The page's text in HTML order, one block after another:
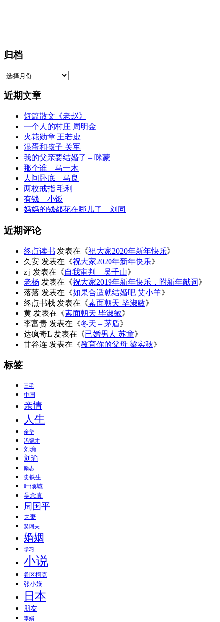
归档
归
近期文章
短篇散文《老赵》
一个人的村庄 周明金
火花勋章 王若虚
混蛋和孩子 关军
我的父亲要结婚了 – 咪蒙
那个谁 – 马一木
人间卧底 – 马良
两枚戒指 毛利
有钱 – 小饭
妈妈的钱都花在哪儿了 – 刘同
近期评论
终点读书 发表在《祝大家2020年新年快乐》
久安 发表在《祝大家2020年新年快乐》
zjj 发表在《自我审判 – 吴千山》
老杨 发表在《祝大家2019年新年快乐，附新年献词》
落落 发表在《如果合适就结婚吧 艾小羊》
终点书栈 发表在《素面朝天 毕淑敏》
黄 发表在《素面朝天 毕淑敏》
李富贵 发表在《冬天 – 茅盾》
达疯奇L 发表在《已婚男人 苏童》
甘谷连 发表在《教育你的父母 梁实秋》
标签
三毛
中国
亲情
人生
余华
冯骥才
刘墉
刘瑜
励志
史铁生
叶倾城
吴念真
周国平
夫妻
契诃夫
婚姻
学习
小说
希区柯克
张小娴
日本
朋友
李娟